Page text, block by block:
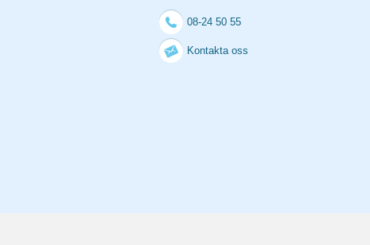
08-24 50 55
Kontakta oss